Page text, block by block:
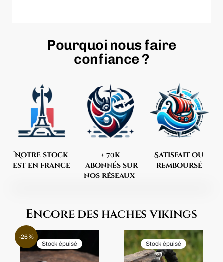
Pourquoi nous faire
confiance ?
Notre stock
est en france
+ 70k
abonnés sur
nos réseaux
Satisfait ou
remboursé
Encore des haches vikings
-26%
Stock épuisé
Stock épuisé